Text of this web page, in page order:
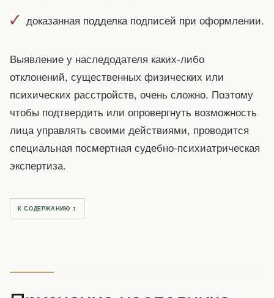
доказанная подделка подписей при оформлении.
Выявление у наследодателя каких-либо
отклонений, существенных физических или
психических расстройств, очень сложно. Поэтому
чтобы подтвердить или опровергнуть возможность
лица управлять своими действиями, проводится
специальная посмертная судебно-психиатрическая
экспертиза.
К СОДЕРЖАНИЮ ↑